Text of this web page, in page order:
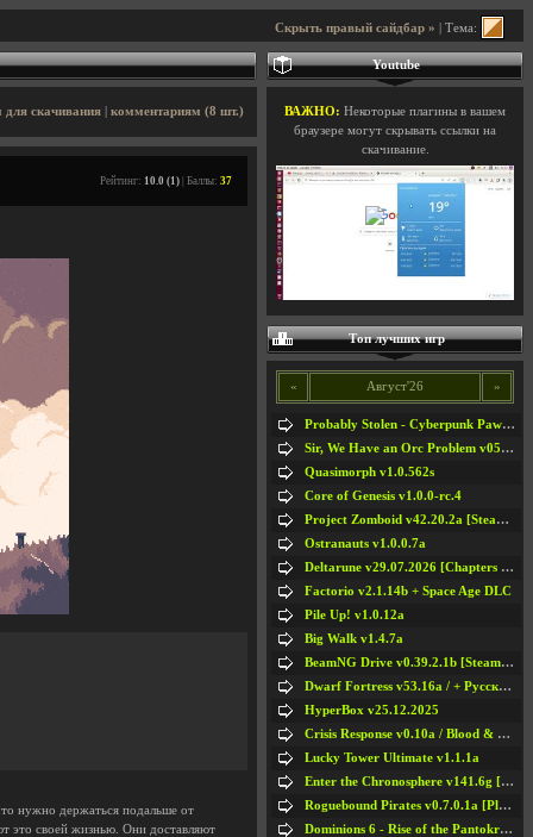
Скрыть правый сайдбар » | Тема:
для скачивания комментариям (8 шт.)
Рейтинг: 10.0 (1) | Баллы: 37
нужно держаться подальше от
это своей жизнью. Они доставляют
Youtube
ВАЖНО: Некоторые плагины в вашем
браузере могут скрывать ссылки на
скачивание.
Топ лучших игр
« Август'26 »
Probably Stolen - Cyberpunk Pawnshop Simulator v048c [Playtest]
Sir, We Have an Orc Problem v05.08.2026
Quasimorph v1.0.562s
Core of Genesis v1.0.0-rc.4
Project Zomboid v42.20.2a [Steam Early Access]
Ostranauts v1.0.0.7a
Deltarune v29.07.2026 [Chapters 1-5] / + RUS [Chapters 1-5]
Factorio v2.1.14b + Space Age DLC
Pile Up! v1.0.12a
Big Walk v1.4.7a
BeamNG Drive v0.39.2.1b [Steam Early Access]
Dwarf Fortress v53.16a / + Русская Версия v50.12a
HyperBox v25.12.2025
Crisis Response v0.10a / Blood & Bullet
Lucky Tower Ultimate v1.1.1a
Enter the Chronosphere v141.6g [Steam Early Access]
Roguebound Pirates v0.7.0.1a [Playtest]
Dominions 6 - Rise of the Pantokrator v6.35a